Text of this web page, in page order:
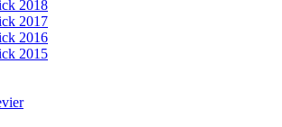
2018
2017
2016
2015